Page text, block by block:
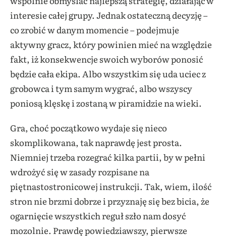
interesie całej grupy. Jednak ostateczną decyzję –
co zrobić w danym momencie – podejmuje
aktywny gracz, który powinien mieć na względzie
fakt, iż konsekwencje swoich wyborów ponosić
będzie cała ekipa. Albo wszystkim się uda uciec z
grobowca i tym samym wygrać, albo wszyscy
poniosą klęskę i zostaną w piramidzie na wieki.
Gra, choć początkowo wydaje się nieco
skomplikowana, tak naprawdę jest prosta.
Niemniej trzeba rozegrać kilka partii, by w pełni
wdrożyć się w zasady rozpisane na
piętnastostronicowej instrukcji. Tak, wiem, ilość
stron nie brzmi dobrze i przyznaję się bez bicia, że
ogarnięcie wszystkich reguł szło nam dosyć
mozolnie. Prawdę powiedziawszy, pierwsze